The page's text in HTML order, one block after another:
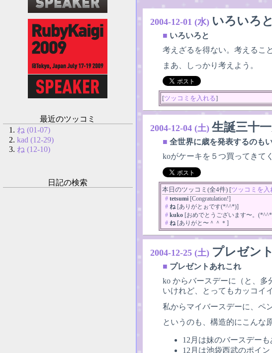
2004-12-01 (水) いろいろと
■ いろいろと
考えざるを得ない。考えるこ
まあ、しっかり考えよう。
[ツッコミを入れる]
2004-12-04 (土) 生誕三十
■ 全世界に歳を発表するのも
koがケーキを５つ買ってきて
本日のツッコミ(全4件) [ツッコミを入
# tetsumi [Congratulation!]
# ね[ありがとぉです(*^^*)]
# kuko [おめでとうございます〜。
# ね[ありがと〜＾＾＊]
2004-12-25 (土) プレゼント
■ プレゼントあれこれ
ko からバースデーに（と、
いけれど、とってもカッコイ
私からマイバースデーに、ペ
というのも、構造的にこんな
12月は妹のバースデー
12月は池袋西武のポイ
最近のツッコミ
ね (01-07)
kad (12-29)
ね (12-10)
日記の検索